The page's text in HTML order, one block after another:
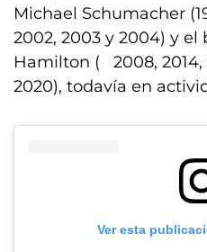
Michael Schumacher
2002, 2003 y 2004) y
Hamilton ( 2008, 2014,
2020), todavía en
Ver esta